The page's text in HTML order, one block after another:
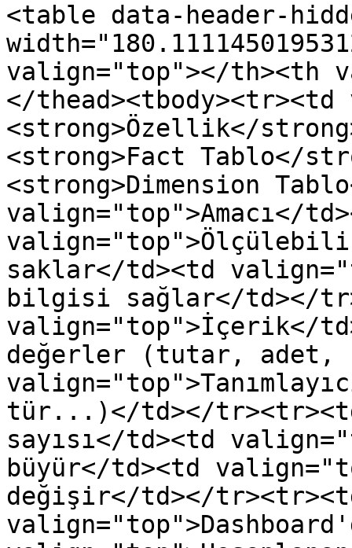
<table data-header-
valign="top"></th><th
</
<strong>Özellik</
<strong>Fact Tablo</
<strong>Dimension
valign="top">Amacı</
saklar</td><td
bilgisi sağlar</td></
valign="top">İçerik</
değerler (tutar, adet,
tür...)</td></
sayısı</td><td
büyür</td><td
değişir</td></